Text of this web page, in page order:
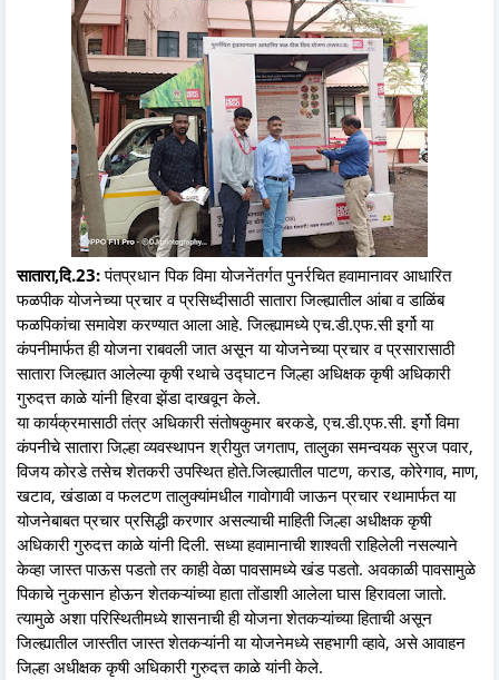
सातारा,दि.23:पंतप्रधान पिक विमा योजनेंतर्गत पुनर्रचित हवामानावर आधारित
फळपीक योजनेच्या प्रचार व प्रसिध्दीसाठी सातारा जिल्ह्यातील आंबा व डाळिंब
फळपिकांचा समावेश करण्यात आला आहे. जिल्ह्यामध्ये एच.डी.एफ.सी इर्गो या
कंपनीमार्फत ही योजना राबवली जात असून या योजनेच्या प्रचार व प्रसारासाठी
सातारा जिल्ह्यात आलेल्या कृषी रथाचे उद्घाटन जिल्हा अधिक्षक कृषी अधिकारी
गुरुदत्त काळे यांनी हिरवा झेंडा दाखवून केले.
या कार्यक्रमासाठी तंत्र अधिकारी संतोषकुमार बरकडे, एच.डी.एफ.सी. इर्गो विमा
कंपनीचे सातारा जिल्हा व्यवस्थापन श्रीयुत जगताप, तालुका समन्वयक सुरज पवार,
विजय कोरडे तसेच शेतकरी उपस्थित होते.जिल्ह्यातील पाटण, कराड, कोरेगाव, माण,
खटाव, खंडाळा व फलटण तालुक्यांमधील गावोगावी जाऊन प्रचार रथामार्फत या
योजनेबाबत प्रचार प्रसिद्धी करणार असल्याची माहिती जिल्हा अधीक्षक कृषी
अधिकारी गुरुदत्त काळे यांनी दिली. सध्या हवामानाची शाश्वती राहिलेली नसल्याने
केव्हा जास्त पाऊस पडतो तर काही वेळा पावसामध्ये खंड पडतो. अवकाळी पावसामुळे
पिकाचे नुकसान होऊन शेतकऱ्यांच्या हाता तोंडाशी आलेला घास हिरावला जातो.
त्यामुळे अशा परिस्थितीमध्ये शासनाची ही योजना शेतकऱ्यांच्या हिताची असून
जिल्ह्यातील जास्तीत जास्त शेतकऱ्यांनी या योजनेमध्ये सहभागी व्हावे, असे आवाहन
जिल्हा अधीक्षक कृषी अधिकारी गुरुदत्त काळे यांनी केले.